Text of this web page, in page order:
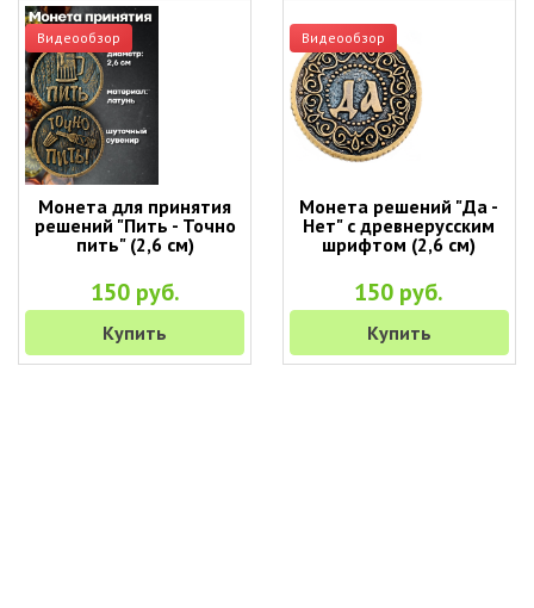
Видеообзор
Монета для принятия
решений "Пить - Точно
пить" (2,6 см)
150 руб.
Купить
Видеообзор
Монета решений "Да -
Нет" с древнерусским
шрифтом (2,6 см)
150 руб.
Купить